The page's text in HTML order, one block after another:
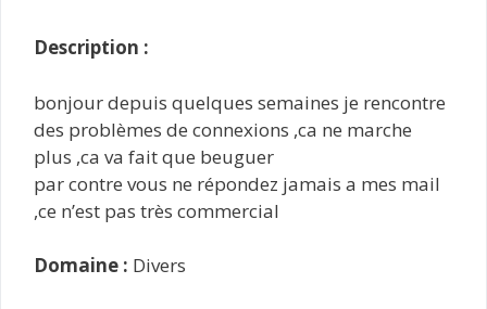
Description :
bonjour depuis quelques semaines je rencontre
des problèmes de connexions ,ca ne marche
plus ,ca va fait que beuguer
par contre vous ne répondez jamais a mes mail
,ce n’est pas très commercial
Domaine : Divers